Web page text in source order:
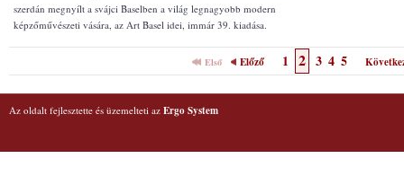
szerdán megnyílt a svájci Baselben a világ legnagyobb modern
képzőművészeti vására, az Art Basel idei, immár 39. kiadása.
Első Előző 1 2 3 4 5
Az oldalt fejlesztette és üzemelteti az Ergo System